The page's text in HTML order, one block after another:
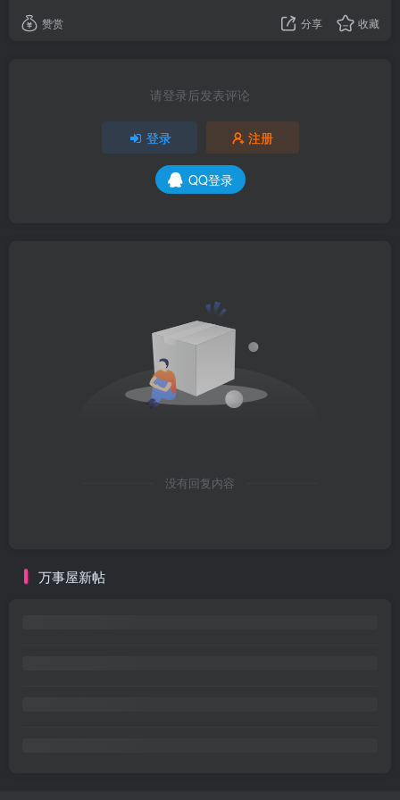
赞赏 分享 收藏
请登录后发表评论
登录 注册
QQ登录
没有回复内容
万事屋新帖